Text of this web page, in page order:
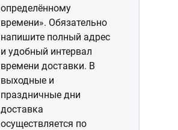
определённому
времени». Обязательно
напишите полный адрес
и удобный интервал
времени доставки. В
выходные и
праздничные дни
доставка
осуществляется по